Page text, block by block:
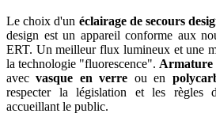
Le choix d'un éclairage de secours
design est un appareil conforme aux
ERT. Un meilleur flux lumineux et une
la technologie "fluorescence". Armature
avecvasque en verre ou en
respecter la législation et les règles
accueillant le public.